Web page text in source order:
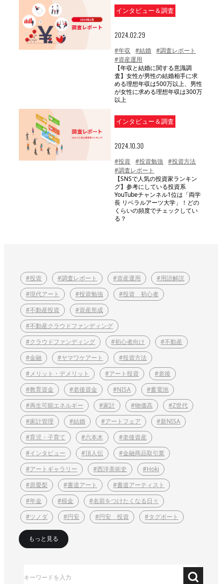
インタビュー＆調査
2024.02.29
#年収 #結婚
#調査レポート
#資産運用
【年収と結婚に関する意識調
査】女性が男性の結婚相手に求
める理想年収は500万以上、男性
が女性に求める理想年収は300万
以上
インタビュー＆調査
2024.10.30
#投資 #投資勉強
#投資方法
#調査レポート
【SNSで人気の投資家ランキン
グ】参考にしている投資系
YouTubeチャンネル1位は「両学
長 リベラルアーツ大学」！どの
くらいの頻度でチェックしてい
る？
#投資 #調査レポート #資産運用
#用語解説
#現代アート
#投資勉強
#投資 初心者
#不動産投資
#資産形成
#不動産クラウドファンディング
#クラウドファンディング
#初心者向け
#不動産
#金融
#ヤマワケアート
#投資方法
#メリット・デメリット
#アート投資
#老後
#教育資金
#老後資金 #NISA
#蓄電池
#再生可能エネルギー
#家計 #物価高
#Z世代
#家計管理
#結婚 #アートフェア
#新NISA
#育児・子育て
#六本木
#老後資産
#インタビュー
#頂人伝
#金融商品取引業
#アートギャラリー
#西洋美術史
#Hoki
#原愛梨
#書道アート
#書道アーティスト
#年金
#税金
#名前をつけたくなる日々
#ツノダ
#円安 #円安 投資 #タグボート
もっと見る